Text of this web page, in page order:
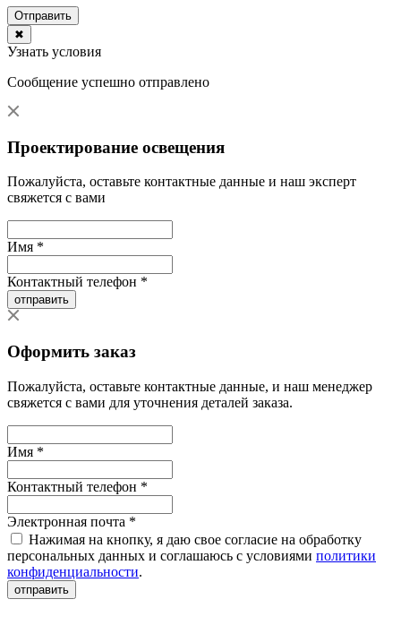
Отправить
✖
Узнать условия
Сообщение успешно отправлено
Проектирование освещения
Пожалуйста, оставьте контактные данные и наш эксперт
свяжется с вами
Имя *
Контактный телефон *
отправить
Оформить заказ
Пожалуйста, оставьте контактные данные, и наш менеджер
свяжется с вами для уточнения деталей заказа.
Имя *
Контактный телефон *
Электронная почта *
Нажимая на кнопку, я даю свое согласие на обработку
персональных данных и соглашаюсь с условиями политики
конфиденциальности.
отправить